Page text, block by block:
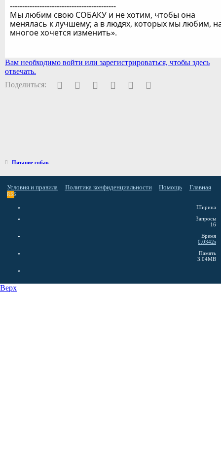
-------------------------------------------
Мы любим свою СОБАКУ и не хотим, чтобы она
менялась к лучшему; а в людях, которых мы любим,
многое хочется изменить».
Вам необходимо войти или зарегистрироваться, чтобы здесь
отвечать.
Поделиться:
Facebook
Twitter PinterestWhatsAppЭлектронная почта
Питание собак
Условия и правила Политика конфиденциальности Помощь Главная
RSS
Ширина
Запросы
16
Время
0.0342s
Память
3.04MB
Верх